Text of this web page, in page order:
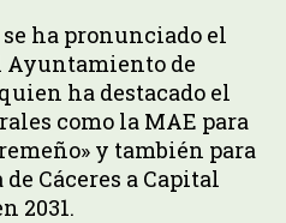
ha pronunciado el
Ayuntamiento de
ha destacado el
como la MAE para
y también para
Cáceres a Capital
2031.